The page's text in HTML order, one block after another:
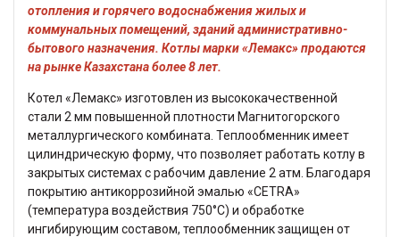
отопления и горячего водоснабжения жилых и
коммунальных помещений, зданий административно-
бытового назначения. Котлы марки «Лемакс» продаются
на рынке Казахстана более 8 лет.
Котел «Лемакс» изготовлен из высококачественной
стали 2 мм повышенной плотности Магнитогорского
металлургического комбината. Теплообменник имеет
цилиндрическую форму, что позволяет работать котлу в
закрытых системах с рабочим давление 2 атм. Благодаря
покрытию антикоррозийной эмалью «CETRA»
(температура воздействия 750°С) и обработке
ингибирующим составом, теплообменник защищен от